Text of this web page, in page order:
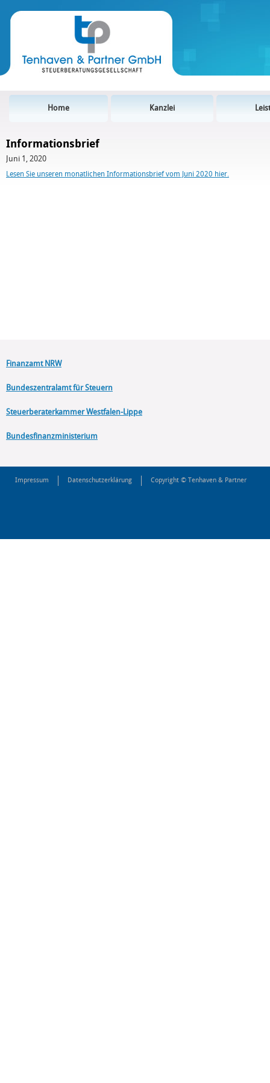
Home Kanzlei
Informationsbrief
Juni 1, 2020
Lesen Sie unseren monatlichen Informationsbrief vom Juni 2020 hier.
Finanzamt NRW
Bundeszentralamt für Steuern
Steuerberaterkammer Westfalen-Lippe
Bundesfinanzministerium
Impressum Datenschutzerklärung Copyright © Tenhaven & Partner